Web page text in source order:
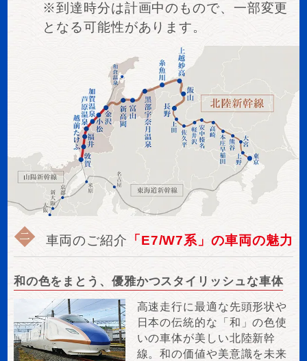
※到達時分は計画中のもので、一部変更
となる可能性があります。
車両のご紹介 「E7/W7系」の車両の魅力
和の色をまとう、優雅かつスタイリッシュな車体
高速走行に最適な先頭形状や
日本の伝統的な「和」の色使
いの車体が美しい北陸新幹
線。和の価値や美意識を未来